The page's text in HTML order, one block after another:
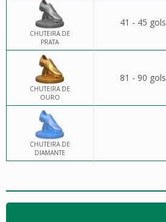
CHUTEIRA DE
PRATA
41 - 45 gols
CHUTEIRA DE
OURO
81 - 90 gols
CHUTEIRA DE
DIAMANTE